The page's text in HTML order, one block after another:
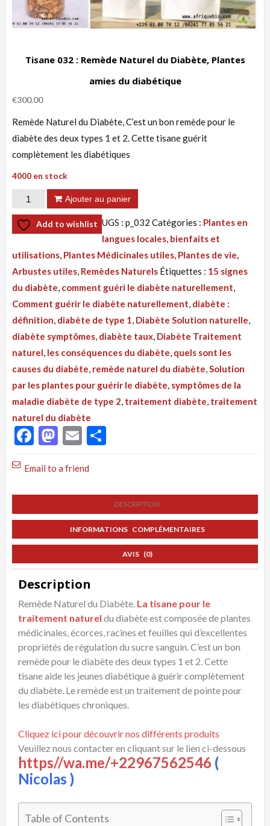
Tisane 032 : Remède Naturel du Diabète, Plantes
amies du diabétique
€300.00
Remède Naturel du Diabète, C’est un bon remède pour le
diabète des deux types 1 et 2. Cette tisane guérit
complètement les diabétiques
4000 en stock
quantité
de
Tisane
:
Remède
Naturel
du
Diabète,
Plantes
amies
du
diabétique
Ajouter au panier
Add to wishlist UGS : p_032 Catégories : Plantes en
langues locales, bienfaits et
utilisations, Plantes Médicinales utiles, Plantes de vie,
Arbustes utiles, Remèdes Naturels Étiquettes : 15 signes
du diabète, comment guéri le diabète naturellement,
Comment guérir le diabète naturellement, diabète :
définition, diabète de type 1, Diabète Solution naturelle,
diabète symptômes, diabète taux, Diabète Traitement
naturel, les conséquences du diabète, quels sont les
causes du diabète, remède naturel du diabète,Solution
par les plantes pour guérir le diabète, symptômes de la
maladie diabète de type 2, traitement diabète, traitement
naturel du diabète
Facebook
Mastodon
Email
Email to a friend
DESCRIPTION
INFORMATIONS COMPLÉMENTAIRES
AVIS (0)
Description
Remède Naturel du Diabète. La tisane pour le
traitement naturel du diabète est composée de plantes
médicinales, écorces, racines et feuilles qui d’excellentes
propriétés de régulation du sucre sanguin. C’est un bon
remède pour le diabète des deux types 1 et 2. Cette
tisane aide les jeunes diabétique à guérir complètement
du diabète. Le remède est un traitement de pointe pour
les diabétiques chroniques.
Cliquez ici pour découvrir nos différents produits
Veuillez nous contacter en cliquant sur le lien ci-dessous
https//wa.me/+22967562546 (
Nicolas )
Table of Contents